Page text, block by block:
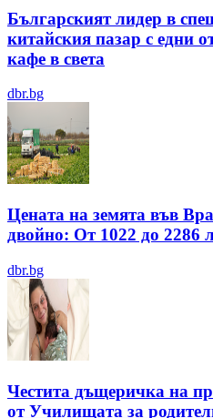
Българският лидер в
китайския пазар с едни
кафе в света
dbr.bg
Цената на земята във
двойно: От 1022 до 2286
dbr.bg
Честита дъщеричка на
от Училищата за